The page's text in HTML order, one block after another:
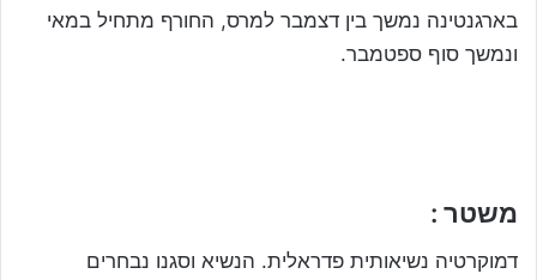
בארגנטינה נמשך בין דצמבר למרס, החורף מתחיל במאי
ונמשך סוף ספטמבר.
משטר :
דמוקרטיה נשיאותית פדראלית. הנשיא וסגנו נבחרים